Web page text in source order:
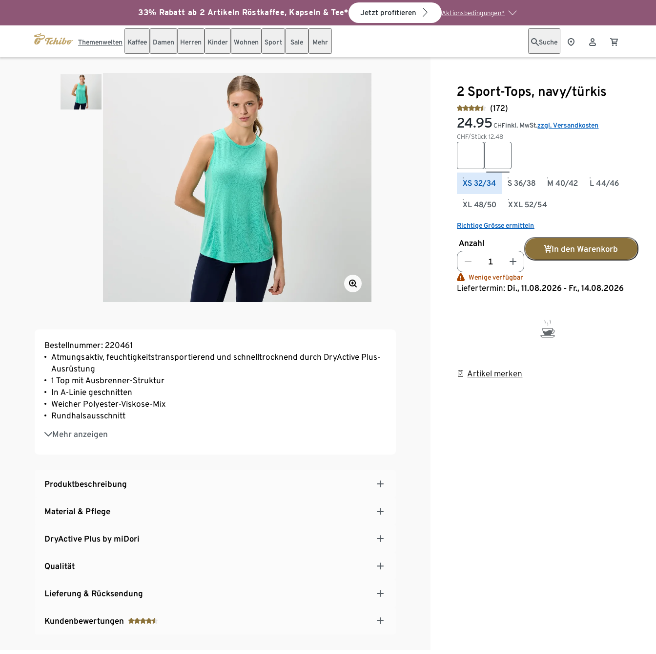
33% Rabatt ab 2 Artikeln Röstkaffee, Kapseln & Tee* Jetzt profitieren Aktionsbedingungen*
Themenwelten Kaffee Damen Herren Kinder Wohnen Sport Sale Mehr Suche
2 Sport-Tops, navy/türkis
(172)
24.95 CHF
CHF/Stück12.48
inkl. MwSt.zzgl. Versandkosten
XS 32/34 S 36/38 M 40/42 L 44/46
XL 48/50 XXL 52/54
Richtige Grösse ermitteln
Anzahl
In den Warenkorb
Wenige verfügbar
Liefertermin: Di., 11.08.2026 - Fr., 14.08.2026
Artikel merken
Bestellnummer: 220461
Atmungsaktiv, feuchtigkeitstransportierend und schnelltrocknend durch DryActive Plus-
Ausrüstung
1 Top mit Ausbrenner-Struktur
In A-Linie geschnitten
Weicher Polyester-Viskose-Mix
Rundhalsausschnitt
Mehr anzeigen
Abgerundeter Saum
Produktbeschreibung
Material & Pflege
DryActive Plus by miDori
Qualität
Lieferung & Rücksendung
Kundenbewertungen